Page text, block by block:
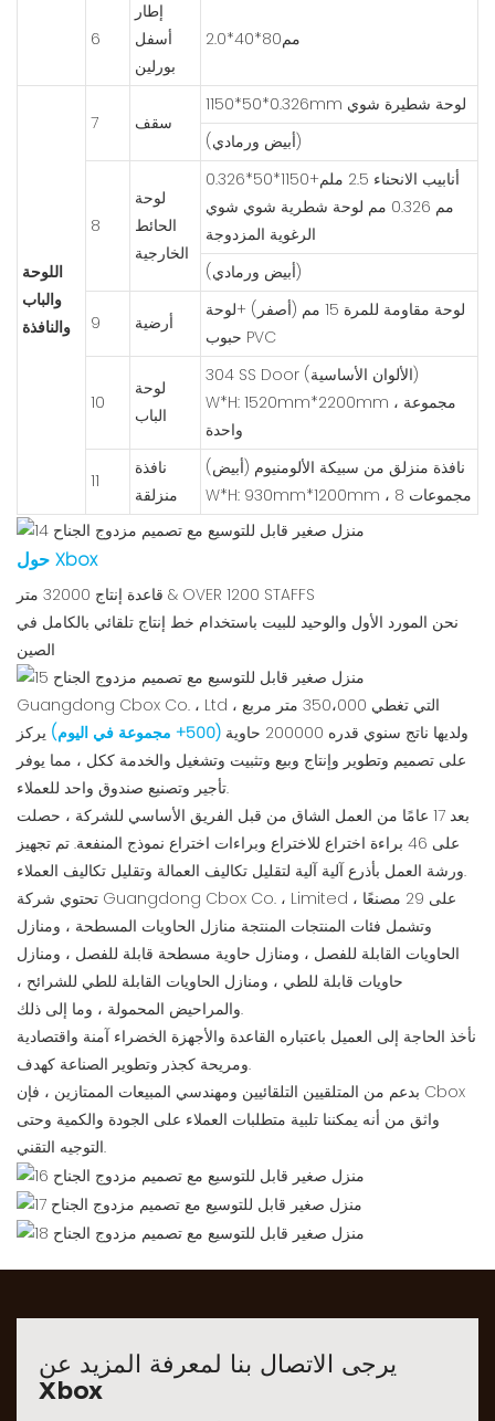
6
إطار
أسفل
بورلين
مم80*40*2.0
اللوحة
والباب
والنافذة
7 سقف
1150*50*0.326mm لوحة شطيرة شوي
(أبيض ورمادي)
8
لوحة
الحائط
الخارجية
أنابيب الانحناء 2.5 ملم+1150*50*0.326
مم 0.326 مم لوحة شطرية شوي شوي
الرغوية المزدوجة
(أبيض ورمادي)
9 أرضية
لوحة مقاومة للمرة 15 مم (أصفر) +لوحة
حبوب PVC
10
لوحة
الباب
304 SS Door (الألوان الأساسية)
W*H: 1520mm*2200mm ، مجموعة
واحدة
11
نافذة
منزلقة
نافذة منزلق من سبيكة الألومنيوم (أبيض)
W*H: 930mm*1200mm ، 8 مجموعات
حول Xbox
قاعدة إنتاج 32000 متر & OVER 1200 STAFFS
نحن المورد الأول والوحيد للبيت باستخدام خط إنتاج تلقائي بالكامل في
الصين
Guangdong Cbox Co. ، Ltd ، التي تغطي 350،000 متر مربع
ولديها ناتج سنوي قدره 200000 حاوية
(500+ مجموعة في اليوم)
يركز
على تصميم وتطوير وإنتاج وبيع وتثبيت وتشغيل والخدمة ككل ، مما يوفر
تأجير وتصنيع صندوق واحد للعملاء.
بعد 17 عامًا من العمل الشاق من قبل الفريق الأساسي للشركة ، حصلت
على 46 براءة اختراع للاختراع وبراءات اختراع نموذج المنفعة. تم تجهيز
ورشة العمل بأذرع آلية آلية لتقليل تكاليف العمالة وتقليل تكاليف العملاء.
تحتوي شركة Guangdong Cbox Co. ، Limited على 29 مصنعًا ،
وتشمل فئات المنتجات المنتجة منازل الحاويات المسطحة ، ومنازل
الحاويات القابلة للفصل ، ومنازل حاوية مسطحة قابلة للفصل ، ومنازل
حاويات قابلة للطي ، ومنازل الحاويات القابلة للطي للشرائح ،
والمراحيض المحمولة ، وما إلى ذلك.
نأخذ الحاجة إلى العميل باعتباره القاعدة والأجهزة الخضراء آمنة واقتصادية
ومريحة كجذر وتطوير الصناعة كهدف.
بدعم من المتلقيين التلقائيين ومهندسي المبيعات الممتازين ، فإن Cbox
واثق من أنه يمكننا تلبية متطلبات العملاء على الجودة والكمية وحتى
التوجيه التقني.
يرجى الاتصال بنا لمعرفة المزيد عن
Xbox